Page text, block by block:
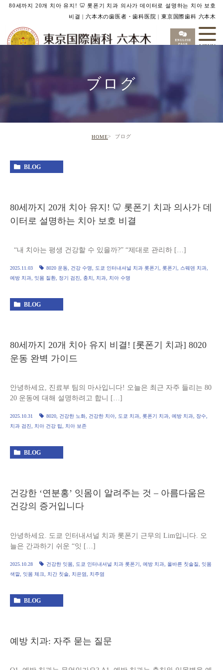
80세까지 20개 치아 유지! 🦷 롯폰기 치과 의사가 데이터로 설명하는 치아 보호
비결 | 六本木の歯医者・歯科医院 | 東京国際歯科 六本木
ブログ
HOME ブログ
BLOG
80세까지 20개 치아 유지! 🦷 롯폰기 치과 의사가 데
이터로 설명하는 치아 보호 비결
“내 치아는 평생 건강할 수 있을까?” “제대로 관리하 […]
2025.11.03 8020 운동 건강 수명 도쿄 인터내셔널 치과 롯폰기 롯폰기 스웨덴 치과
예방 치과
잇몸 질환 정기 검진 충치 치과 치아 수명
BLOG
80세까지 20개 치아 유지 비결! [롯폰기 치과] 8020
운동 완벽 가이드
안녕하세요, 진료부 팀의 마사입니다! 오늘은 최근 자주 들리는 80
20 운동에 대해 설명하려고 합니 […]
2025.10.31 8020 건강한 노화 건강한 치아 도쿄 치과 롯폰기 치과 예방 치과 장수
치과 검진
치아 건강 팁 치아 보존
BLOG
건강한 ‘연분홍’ 잇몸이 알려주는 것 – 아름다움은
건강의 증거입니다
안녕하세요. 도쿄 인터내셔널 치과 롯폰기 근무의 Lim입니다. 오
늘은 간과하기 쉬운 “잇 […]
2025.10.28 건강한 잇몸 도쿄 인터내셔널 치과 롯폰기 예방 치과 올바른 칫솔질
잇몸
색깔
잇몸 체크 치간 칫솔 치은염 치주염
BLOG
예방 치과: 자주 묻는 질문